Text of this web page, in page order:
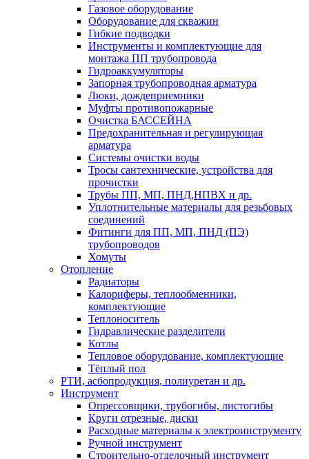
Газовое оборудование
Оборудование для скважин
Гибкие подводки
Инструменты и комплектующие для
монтажа ПП трубопровода
Гидроаккумуляторы
Запорная трубопроводная арматура
Люки, дождеприемники
Муфты противопожарные
Очистка БАССЕЙНА
Предохранительная и регулирующая
арматура
Системы очистки воды
Тросы сантехнические, устройства для
прочистки
Трубы ПП, МП, ПНД,НПВХ и др.
Уплотнительные материалы для резьбовых
соединений
Фитинги для ПП, МП, ПНД (ПЭ)
трубопроводов
Хомуты
Отопление
Радиаторы
Калориферы, теплообменники,
комплектующие
Теплоноситель
Гидравлические разделители
Котлы
Тепловое оборудование, комплектующие
Тёплый пол
РТИ, асбопродукция, полиуретан и др.
Инструмент
Опрессовщики, трубогибы, листогибы
Круги отрезные, диски
Расходные материалы к электроинструменту
Ручной инструмент
Строительно-отделочный инструмент